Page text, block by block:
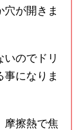
が開きま
のでドリ
事になりま
摩擦熱で焦